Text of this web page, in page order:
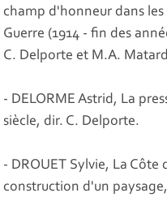
champ d'honneur dans
Guerre (1914 - fin des
C. Delporte et M.A.
- DELORME Astrid, La
siècle, dir. C. Delporte.
- DROUET Sylvie, La Côte
construction d'un